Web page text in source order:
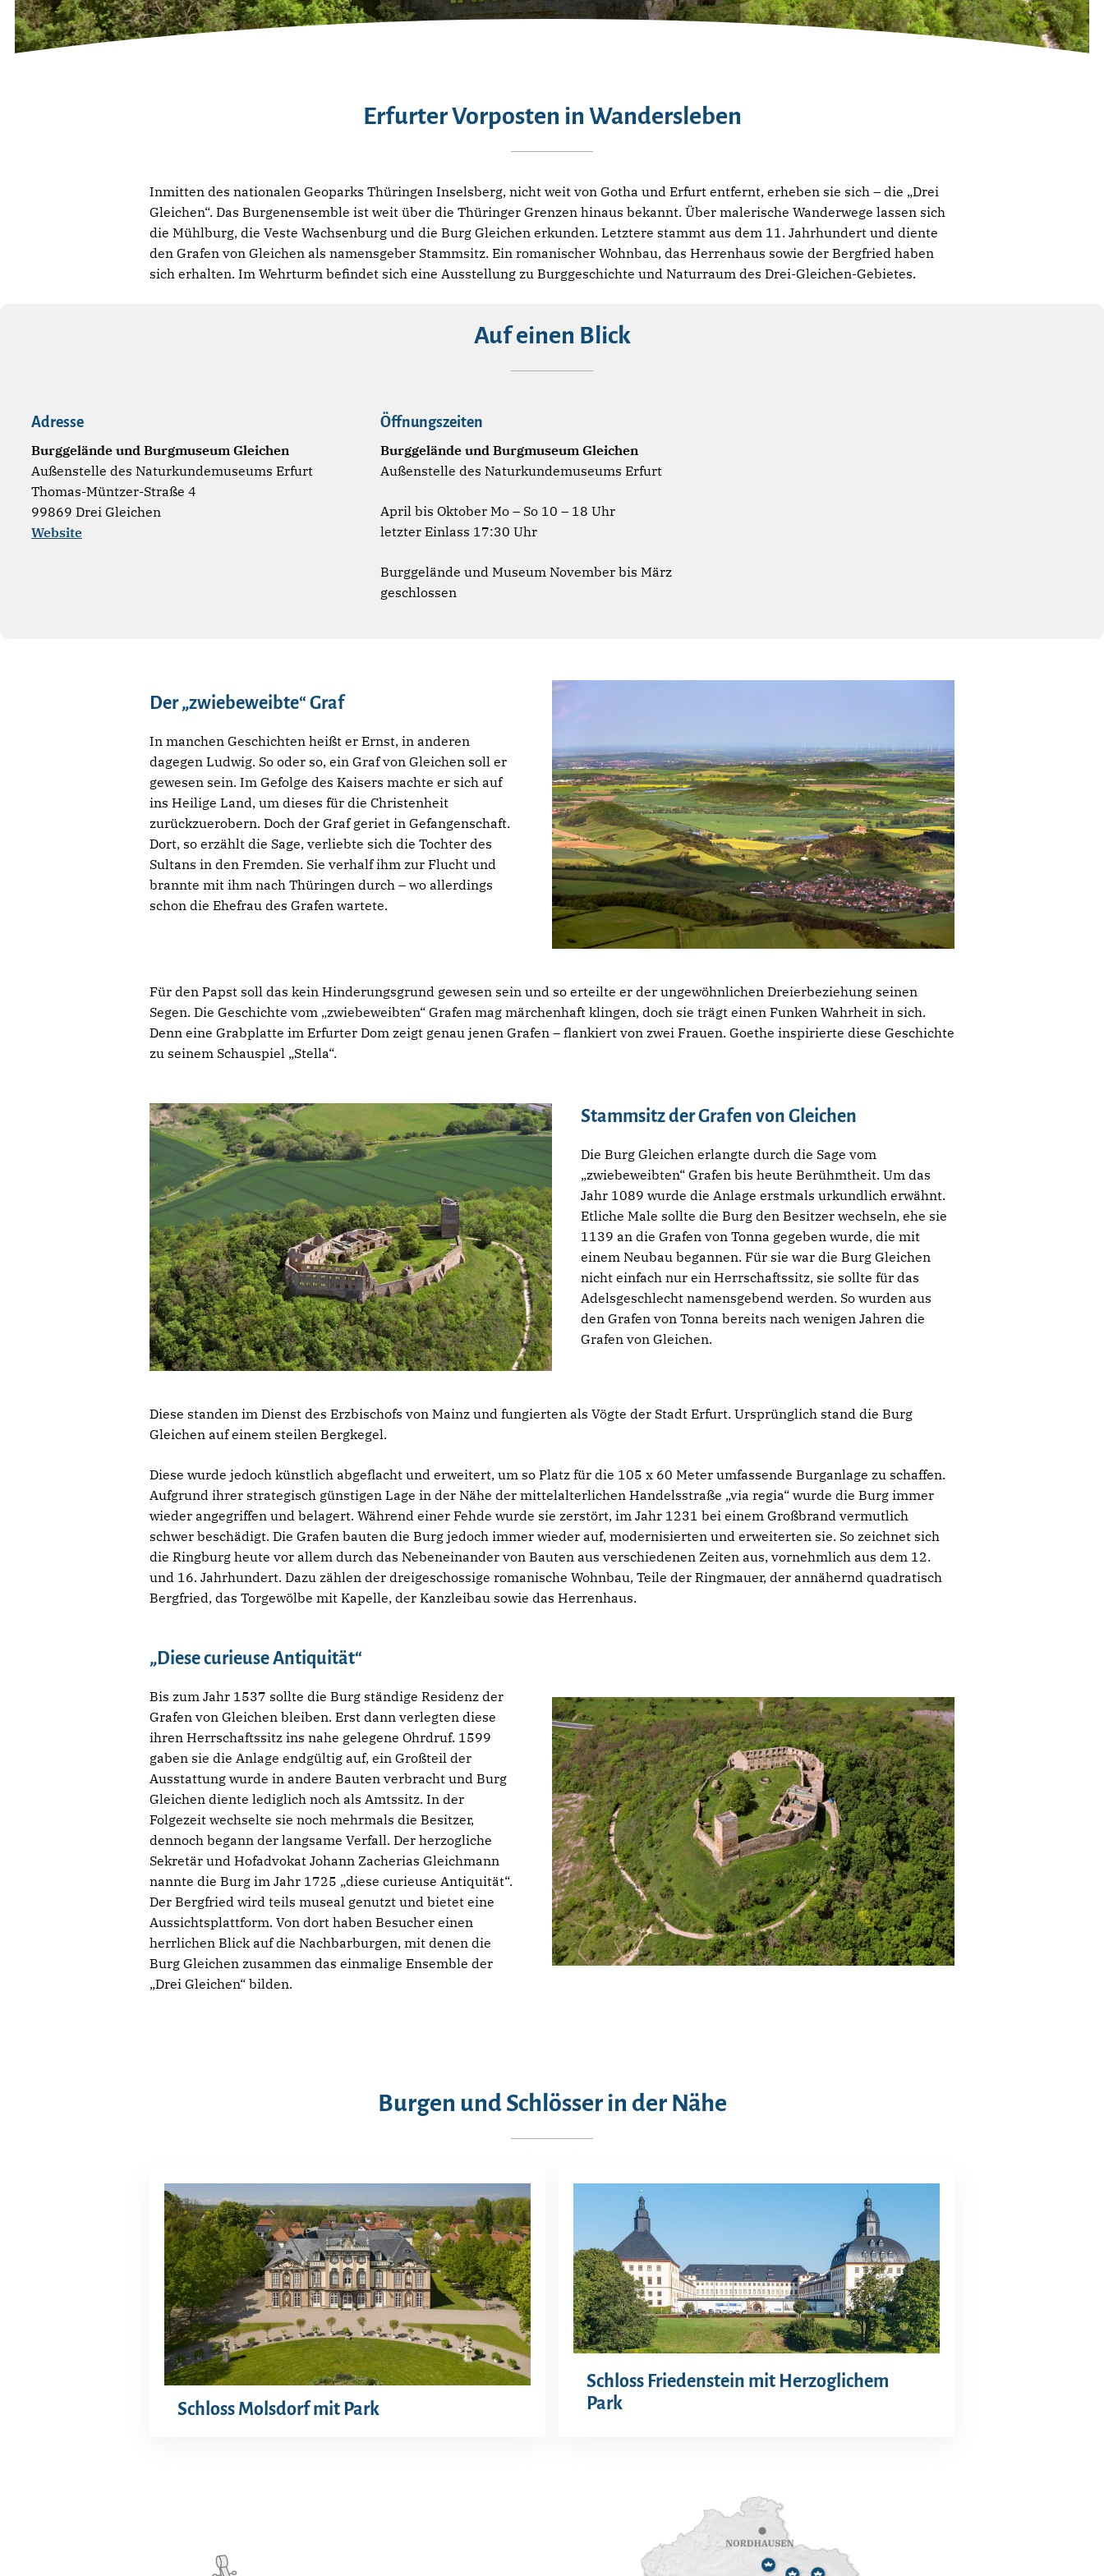
Erfurter Vorposten in Wandersleben
Inmitten des nationalen Geoparks Thüringen Inselsberg, nicht weit von Gotha und Erfurt entfernt, erheben sie sich – die „Drei
Gleichen“. Das Burgenensemble ist weit über die Thüringer Grenzen hinaus bekannt. Über malerische Wanderwege lassen sich
die Mühlburg, die Veste Wachsenburg und die Burg Gleichen erkunden. Letztere stammt aus dem 11. Jahrhundert und diente
den Grafen von Gleichen als namensgeber Stammsitz. Ein romanischer Wohnbau, das Herrenhaus sowie der Bergfried haben
sich erhalten. Im Wehrturm befindet sich eine Ausstellung zu Burggeschichte und Naturraum des Drei-Gleichen-Gebietes.
Auf einen Blick
Adresse
Burggelände und Burgmuseum Gleichen
Außenstelle des Naturkundemuseums Erfurt
Thomas-Müntzer-Straße 4
99869 Drei Gleichen
Website
Öffnungszeiten
Burggelände und Burgmuseum Gleichen
Außenstelle des Naturkundemuseums Erfurt
April bis Oktober Mo – So 10 – 18 Uhr
letzter Einlass 17:30 Uhr
Burggelände und Museum November bis März
geschlossen
Der „zwiebeweibte“ Graf
In manchen Geschichten heißt er Ernst, in anderen
dagegen Ludwig. So oder so, ein Graf von Gleichen soll er
gewesen sein. Im Gefolge des Kaisers machte er sich auf
ins Heilige Land, um dieses für die Christenheit
zurückzuerobern. Doch der Graf geriet in Gefangenschaft.
Dort, so erzählt die Sage, verliebte sich die Tochter des
Sultans in den Fremden. Sie verhalf ihm zur Flucht und
brannte mit ihm nach Thüringen durch – wo allerdings
schon die Ehefrau des Grafen wartete.
Für den Papst soll das kein Hinderungsgrund gewesen sein und so erteilte er der ungewöhnlichen Dreierbeziehung seinen
Segen. Die Geschichte vom „zwiebeweibten“ Grafen mag märchenhaft klingen, doch sie trägt einen Funken Wahrheit in sich.
Denn eine Grabplatte im Erfurter Dom zeigt genau jenen Grafen – flankiert von zwei Frauen. Goethe inspirierte diese Geschichte
zu seinem Schauspiel „Stella“.
Stammsitz der Grafen von Gleichen
Die Burg Gleichen erlangte durch die Sage vom
„zwiebeweibten“ Grafen bis heute Berühmtheit. Um das
Jahr 1089 wurde die Anlage erstmals urkundlich erwähnt.
Etliche Male sollte die Burg den Besitzer wechseln, ehe sie
1139 an die Grafen von Tonna gegeben wurde, die mit
einem Neubau begannen. Für sie war die Burg Gleichen
nicht einfach nur ein Herrschaftssitz, sie sollte für das
Adelsgeschlecht namensgebend werden. So wurden aus
den Grafen von Tonna bereits nach wenigen Jahren die
Grafen von Gleichen.
Diese standen im Dienst des Erzbischofs von Mainz und fungierten als Vögte der Stadt Erfurt. Ursprünglich stand die Burg
Gleichen auf einem steilen Bergkegel.
Diese wurde jedoch künstlich abgeflacht und erweitert, um so Platz für die 105 x 60 Meter umfassende Burganlage zu schaffen.
Aufgrund ihrer strategisch günstigen Lage in der Nähe der mittelalterlichen Handelsstraße „via regia“ wurde die Burg immer
wieder angegriffen und belagert. Während einer Fehde wurde sie zerstört, im Jahr 1231 bei einem Großbrand vermutlich
schwer beschädigt. Die Grafen bauten die Burg jedoch immer wieder auf, modernisierten und erweiterten sie. So zeichnet sich
die Ringburg heute vor allem durch das Nebeneinander von Bauten aus verschiedenen Zeiten aus, vornehmlich aus dem 12.
und 16. Jahrhundert. Dazu zählen der dreigeschossige romanische Wohnbau, Teile der Ringmauer, der annähernd quadratisch
Bergfried, das Torgewölbe mit Kapelle, der Kanzleibau sowie das Herrenhaus.
„Diese curieuse Antiquität“
Bis zum Jahr 1537 sollte die Burg ständige Residenz der
Grafen von Gleichen bleiben. Erst dann verlegten diese
ihren Herrschaftssitz ins nahe gelegene Ohrdruf. 1599
gaben sie die Anlage endgültig auf, ein Großteil der
Ausstattung wurde in andere Bauten verbracht und Burg
Gleichen diente lediglich noch als Amtssitz. In der
Folgezeit wechselte sie noch mehrmals die Besitzer,
dennoch begann der langsame Verfall. Der herzogliche
Sekretär und Hofadvokat Johann Zacherias Gleichmann
nannte die Burg im Jahr 1725 „diese curieuse Antiquität“.
Der Bergfried wird teils museal genutzt und bietet eine
Aussichtsplattform. Von dort haben Besucher einen
herrlichen Blick auf die Nachbarburgen, mit denen die
Burg Gleichen zusammen das einmalige Ensemble der
„Drei Gleichen“ bilden.
Burgen und Schlösser in der Nähe
Schloss Molsdorf mit Park
Schloss Friedenstein mit Herzoglichem
Park